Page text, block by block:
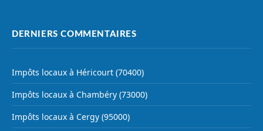
DERNIERS COMMENTAIRES
Impôts locaux à Héricourt (70400)
Impôts locaux à Chambéry (73000)
Impôts locaux à Cergy (95000)